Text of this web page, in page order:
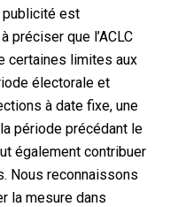
publicité est
préciser que l’ACLC
certaines limites aux
électorale et
à date fixe, une
période précédant le
également contribuer
Nous reconnaissons
la mesure dans